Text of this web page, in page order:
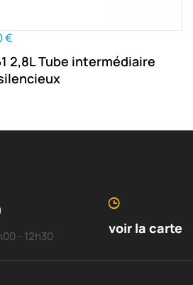
€
2,8L Tube intermédiaire
- 12h30
voir la carte